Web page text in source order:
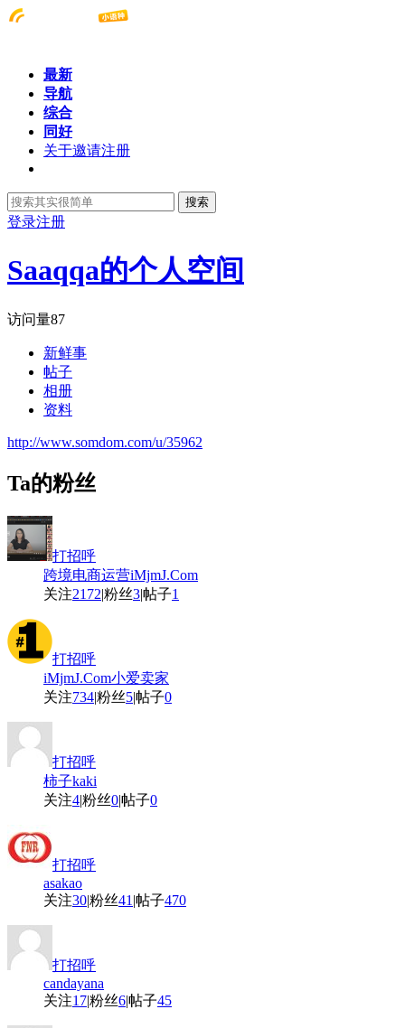
最新
导航
综合
同好
关于邀请注册
搜索
登录注册
Saaqqa的个人空间
访问量87
新鲜事
帖子
相册
资料
http://www.somdom.com/u/35962
Ta的粉丝
打招呼
跨境电商运营iMjmJ.Com
关注2172|粉丝3|帖子1
打招呼
iMjmJ.Com小爱卖家
关注734|粉丝5|帖子0
打招呼
柿子kaki
关注4|粉丝0|帖子0
打招呼
asakao
关注30|粉丝41 |帖子470
打招呼
candayana
关注17|粉丝6|帖子45